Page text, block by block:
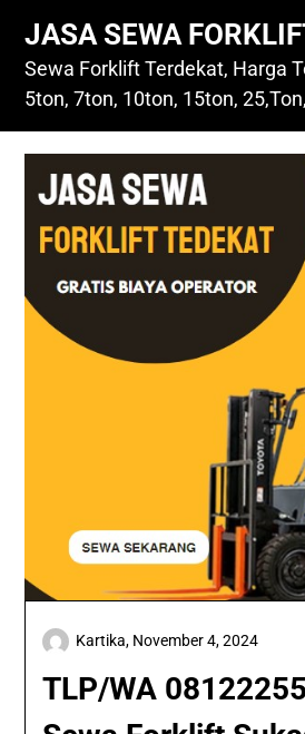
content
JASA SEWA
Sewa Forklift Terdekat, Harga
5ton, 7ton, 10ton, 15ton,
TLP/WA
Kartika, November 4, 2024